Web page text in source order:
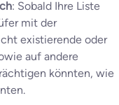
: Sobald Ihre Liste
mit der
existierende oder
auf andere
könnten, wie